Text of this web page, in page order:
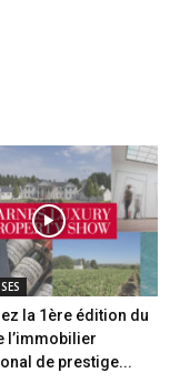
la 1ère édition du
l’immobilier
de prestige...